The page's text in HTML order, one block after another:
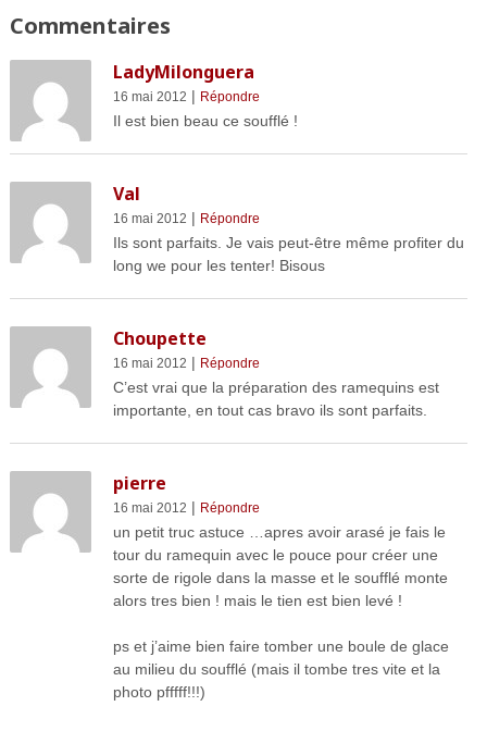
Commentaires
LadyMilonguera
16 mai 2012 | Répondre
Il est bien beau ce soufflé !
Val
16 mai 2012 | Répondre
Ils sont parfaits. Je vais peut-être même profiter du
long we pour les tenter! Bisous
Choupette
16 mai 2012 | Répondre
C’est vrai que la préparation des ramequins est
importante, en tout cas bravo ils sont parfaits.
pierre
16 mai 2012 | Répondre
un petit truc astuce …apres avoir arasé je fais le
tour du ramequin avec le pouce pour créer une
sorte de rigole dans la masse et le soufflé monte
alors tres bien ! mais le tien est bien levé !
ps et j’aime bien faire tomber une boule de glace
au milieu du soufflé (mais il tombe tres vite et la
photo pfffff!!!)